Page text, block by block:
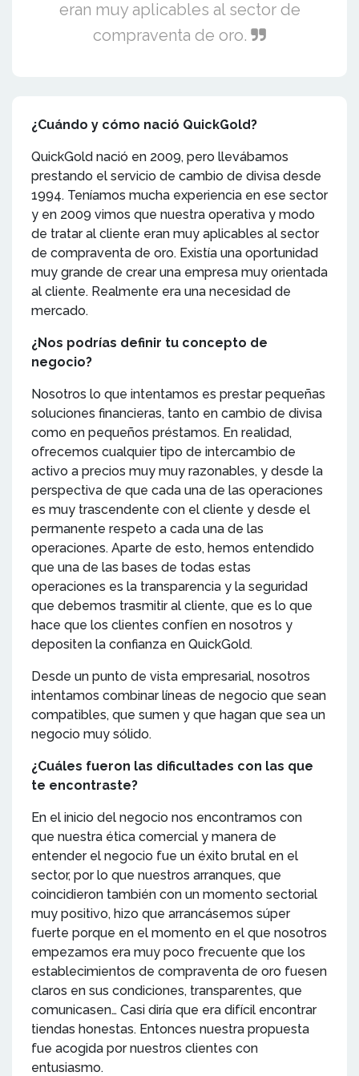
eran muy aplicables al sector de
compraventa de oro.
¿Cuándo y cómo nació QuickGold?
QuickGold nació en 2009, pero llevábamos
prestando el servicio de cambio de divisa desde
1994. Teníamos mucha experiencia en ese sector
y en 2009 vimos que nuestra operativa y modo
de tratar al cliente eran muy aplicables al sector
de compraventa de oro. Existía una oportunidad
muy grande de crear una empresa muy orientada
al cliente. Realmente era una necesidad de
mercado.
¿Nos podrías definir tu concepto de
negocio?
Nosotros lo que intentamos es prestar pequeñas
soluciones financieras, tanto en cambio de divisa
como en pequeños préstamos. En realidad,
ofrecemos cualquier tipo de intercambio de
activo a precios muy muy razonables, y desde la
perspectiva de que cada una de las operaciones
es muy trascendente con el cliente y desde el
permanente respeto a cada una de las
operaciones. Aparte de esto, hemos entendido
que una de las bases de todas estas
operaciones es la transparencia y la seguridad
que debemos trasmitir al cliente, que es lo que
hace que los clientes confíen en nosotros y
depositen la confianza en QuickGold.
Desde un punto de vista empresarial, nosotros
intentamos combinar líneas de negocio que sean
compatibles, que sumen y que hagan que sea un
negocio muy sólido.
¿Cuáles fueron las dificultades con las que
te encontraste?
En el inicio del negocio nos encontramos con
que nuestra ética comercial y manera de
entender el negocio fue un éxito brutal en el
sector, por lo que nuestros arranques, que
coincidieron también con un momento sectorial
muy positivo, hizo que arrancásemos súper
fuerte porque en el momento en el que nosotros
empezamos era muy poco frecuente que los
establecimientos de compraventa de oro fuesen
claros en sus condiciones, transparentes, que
comunicasen… Casi diría que era difícil encontrar
tiendas honestas. Entonces nuestra propuesta
fue acogida por nuestros clientes con
entusiasmo.